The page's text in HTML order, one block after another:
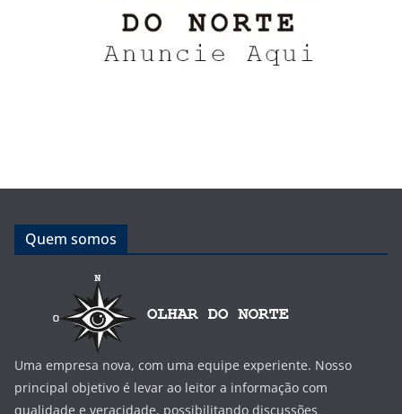
Quem somos
Uma empresa nova, com uma equipe experiente. Nosso
principal objetivo é levar ao leitor a informação com
qualidade e veracidade, possibilitando discussões